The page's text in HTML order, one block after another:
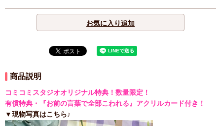
お気に入り追加
商品説明
コミコミスタジオオリジナル特典！数量限定！
有償特典・『お前の言葉で全部こわれる』アクリルカード付き！
▼現物写真はこちら♪